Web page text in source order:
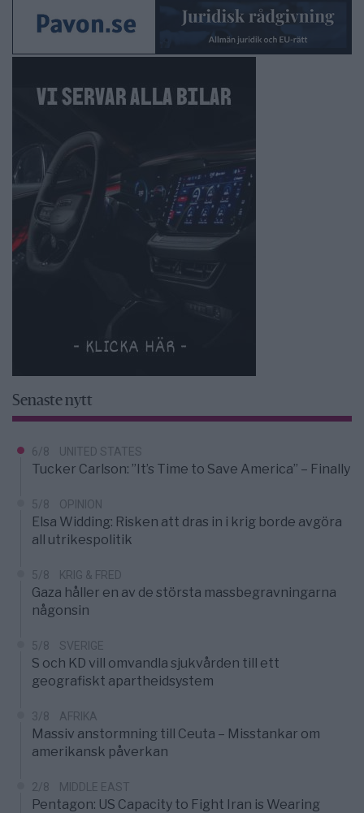
Senaste nytt
6/8 UNITED STATES
Tucker Carlson: ”It’s Time to Save America” – Finally
5/8 OPINION
Elsa Widding: Risken att dras in i krig borde avgöra
all utrikespolitik
5/8 KRIG & FRED
Gaza håller en av de största massbegravningarna
någonsin
5/8 SVERIGE
S och KD vill omvandla sjukvården till ett
geografiskt apartheidsystem
3/8 AFRIKA
Massiv anstormning till Ceuta – Misstankar om
amerikansk påverkan
2/8 MIDDLE EAST
Pentagon: US Capacity to Fight Iran is Wearing